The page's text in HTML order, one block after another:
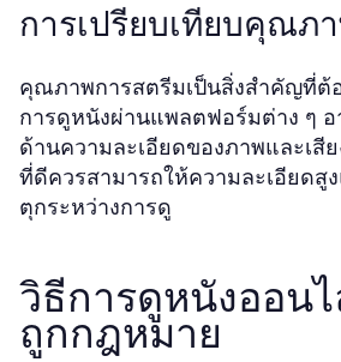
การเปรียบเทียบคุณภ
คุณภาพการสตรีมเป็นสิ่งสำคัญที่ต้
การดูหนังผ่านแพลตฟอร์มต่าง ๆ
ด้านความละเอียดของภาพและเสี
ที่ดีควรสามารถให้ความละเอียดสู
ตุกระหว่างการดู
วิธีการดูหนังออน
ถูกกฎหมาย